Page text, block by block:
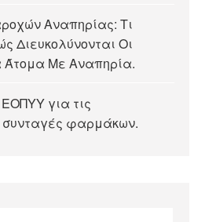
Αναπηρίας: Τι
Διευκολύνονται Οι
Άτομα Με Αναπηρία.
για τις
συνταγές φαρμάκων.